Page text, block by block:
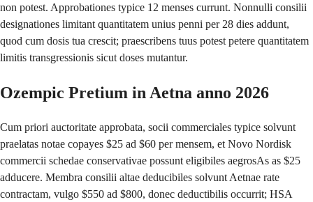
non potest. Approbationes typice 12 menses currunt. Nonnulli consilii
designationes limitant quantitatem unius penni per 28 dies addunt,
quod cum dosis tua crescit; praescribens tuus potest petere quantitatem
limitis transgressionis sicut doses mutantur.
Ozempic Pretium in Aetna anno 2026
Cum priori auctoritate approbata, socii commerciales typice solvunt
praelatas notae copayes $25 ad $60 per mensem, et Novo Nordisk
commercii schedae conservativae possunt eligibiles aegrosAs as $25
adducere. Membra consilii altae deducibiles solvunt Aetnae rate
contractam, vulgo $550 ad $800, donec deductibilis occurrit; HSA